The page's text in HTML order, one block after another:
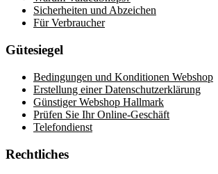
Sicherheiten und Abzeichen
Für Verbraucher
Gütesiegel
Bedingungen und Konditionen Webshop
Erstellung einer Datenschutzerklärung
Günstiger Webshop Hallmark
Prüfen Sie Ihr Online-Geschäft
Telefondienst
Rechtliches